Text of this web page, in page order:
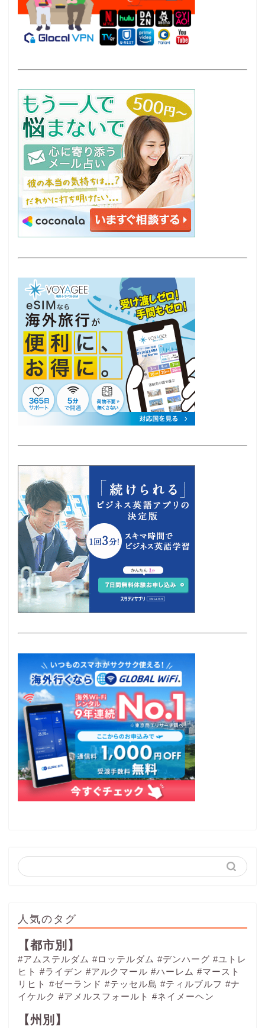
人気のタグ
【都市別】
#アムステルダム #ロッテルダム #デンハーグ #ユトレ
ヒト #ライデン #アルクマール #ハーレム #マースト
リヒト #ゼーランド #テッセル島 #ティルブルフ #ナ
イケルク #アメルスフォールト #ネイメーヘン
【州別】